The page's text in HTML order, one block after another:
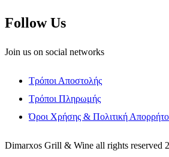
Follow Us
Join us on social networks
Τρόποι Αποστολής
Τρόποι Πληρωμής
Όροι Χρήσης & Πολιτική
Dimarxos Grill & Wine all rights reserved